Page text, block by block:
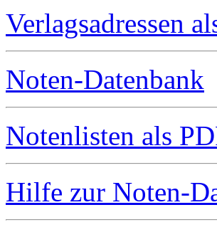
Verlagsadressen
Noten-Datenbank
Notenlisten als
Hilfe zur Noten-